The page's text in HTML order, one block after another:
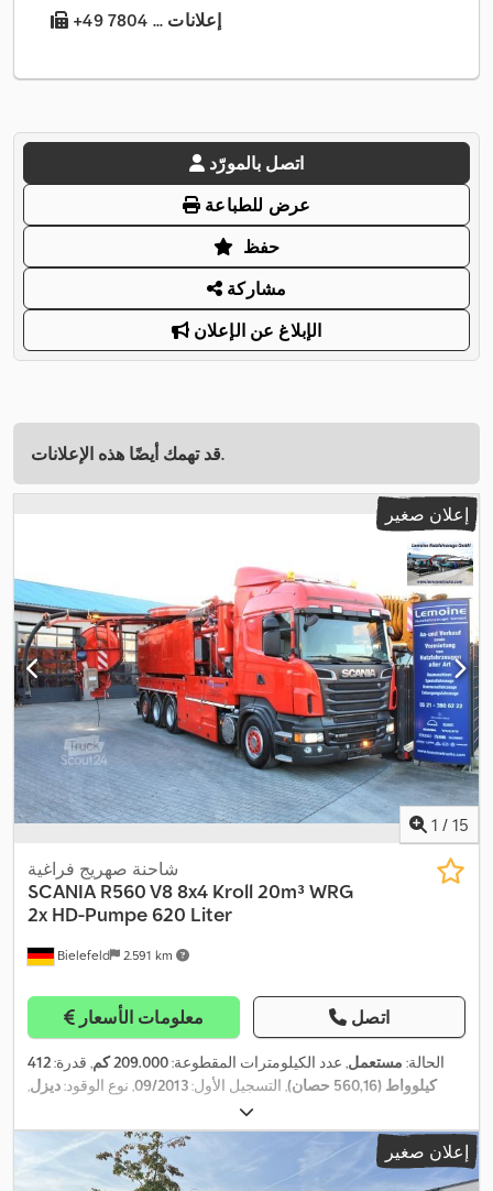
+49 7804 ... إعلانات
اتصل بالمورّد
عرض للطباعة
حفظ
مشاركة
الإبلاغ عن الإعلان
قد تهمك أيضًا هذه الإعلانات.
إعلان صغير
1 / 15
Bielefeld 2.591 km
شاحنة صهريج فراغية
SCANIA R560 V8 8x4 Kroll 20m³ WRG
2x HD-Pumpe 620 Liter
معلومات الأسعار اتصل
الحالة: مستعمل, عدد الكيلومترات المقطوعة:209.000 كم , قدرة:412
كيلوواط (560,16 حصان)
, التسجيل الأول:09/2013, نوع الوقود:ديزل,
المُبطئ
أوتوماتيكي, فئة الانبعاثات:يورو 5 , حجم مساحة التحميل:20 م³
, معدات:
برنامج الثبات الإلكتروني (ESP), تكييف الهواء, رافعة, سخان التدفئة أثناء
التوقف, ضاغط, نظام الفرامل المانعة للانغلاق (ABS), نظام الملاحة
إعلان صغير